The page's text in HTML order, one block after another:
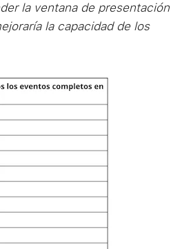
la ventana de presentación
la capacidad de los